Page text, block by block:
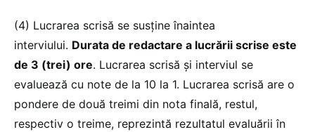
(4) Lucrarea scrisă se susține înaintea
interviului. Durata de redactare a lucrării scrise este
de 3 (trei) ore. Lucrarea scrisă și interviul se
evaluează cu note de la 10 la 1. Lucrarea scrisă are o
pondere de două treimi din nota finală, restul,
respectiv o treime, reprezintă rezultatul evaluării în